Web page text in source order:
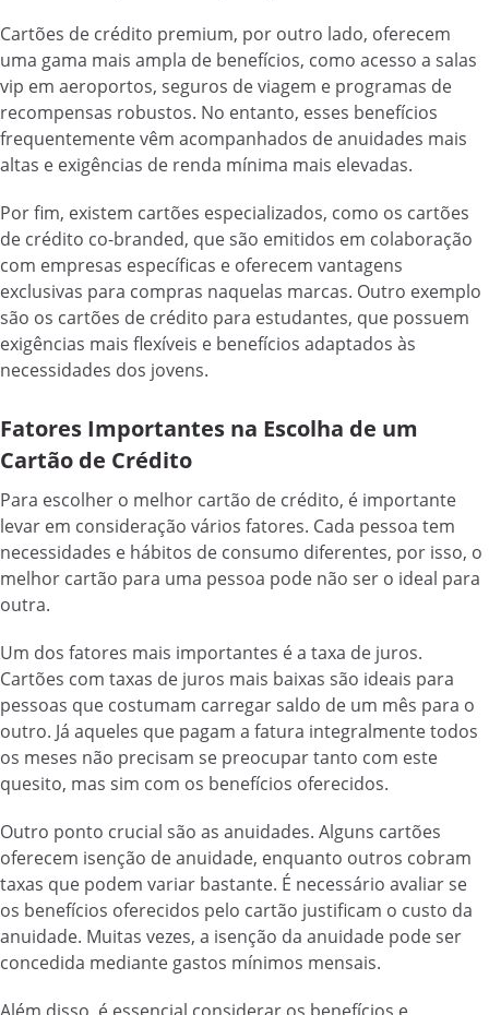
Cartões de crédito premium, por outro lado, oferecem
uma gama mais ampla de benefícios, como acesso a salas
vip em aeroportos, seguros de viagem e programas de
recompensas robustos. No entanto, esses benefícios
frequentemente vêm acompanhados de anuidades mais
altas e exigências de renda mínima mais elevadas.
Por fim, existem cartões especializados, como os cartões
de crédito co-branded, que são emitidos em colaboração
com empresas específicas e oferecem vantagens
exclusivas para compras naquelas marcas. Outro exemplo
são os cartões de crédito para estudantes, que possuem
exigências mais flexíveis e benefícios adaptados às
necessidades dos jovens.
Fatores Importantes na Escolha de um
Cartão de Crédito
Para escolher o melhor cartão de crédito, é importante
levar em consideração vários fatores. Cada pessoa tem
necessidades e hábitos de consumo diferentes, por isso, o
melhor cartão para uma pessoa pode não ser o ideal para
outra.
Um dos fatores mais importantes é a taxa de juros.
Cartões com taxas de juros mais baixas são ideais para
pessoas que costumam carregar saldo de um mês para o
outro. Já aqueles que pagam a fatura integralmente todos
os meses não precisam se preocupar tanto com este
quesito, mas sim com os benefícios oferecidos.
Outro ponto crucial são as anuidades. Alguns cartões
oferecem isenção de anuidade, enquanto outros cobram
taxas que podem variar bastante. É necessário avaliar se
os benefícios oferecidos pelo cartão justificam o custo da
anuidade. Muitas vezes, a isenção da anuidade pode ser
concedida mediante gastos mínimos mensais.